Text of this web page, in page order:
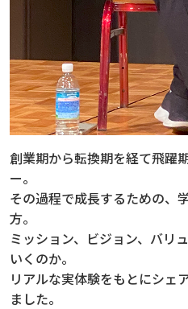
創業期から転換期を経て飛躍
ー。
その過程で成長するための、
方。
ミッション、ビジョン、バリ
いくのか。
リアルな実体験をもとにシェ
ました。